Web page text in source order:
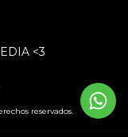
<3
reservados.